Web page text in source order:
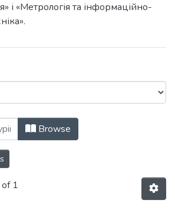
і «Метрологія та інформаційно-
у майбутнє
Browse
1